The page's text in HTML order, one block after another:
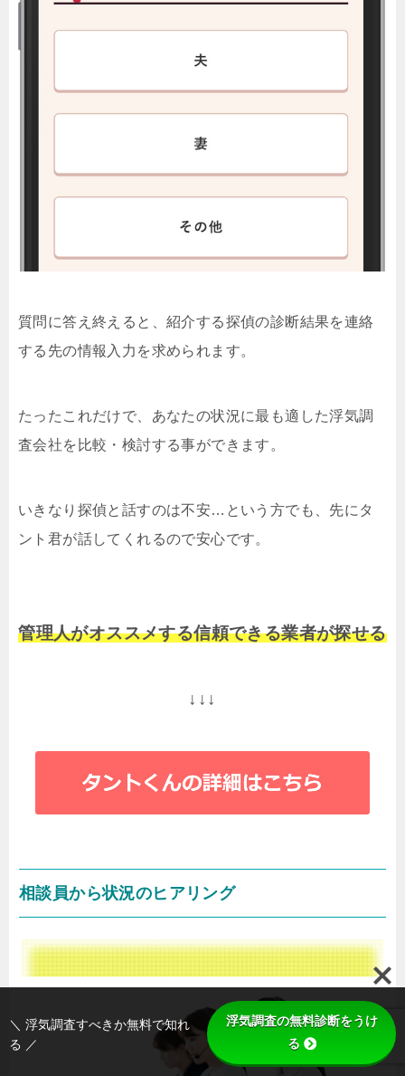
質問に答え終えると、紹介する探偵の診断結果を連絡
する先の情報入力を求められます。
たったこれだけで、あなたの状況に最も適した浮気調
査会社を比較・検討する事ができます。
いきなり探偵と話すのは不安…という方でも、先にタ
ント君が話してくれるので安心です。
管理人がオススメする信頼できる業者が探せる
↓↓↓
相談員から状況のヒアリング
＼ 浮気調査すべきか無料で知れ
る ／
浮気調査の無料診断をうけ
る